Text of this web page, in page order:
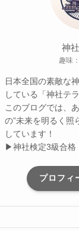
神
趣味
日本全国の素敵な
している「神社テ
このブログでは、
の”未来を明るく照
しています！
▶神社検定3級合格
プロフィ